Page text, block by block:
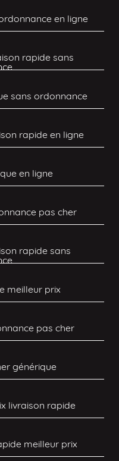
en ligne
rapide sans
sans ordonnance
rapide en ligne
en ligne
pas cher
rapide sans
meilleur prix
pas cher
générique
livraison rapide
meilleur prix